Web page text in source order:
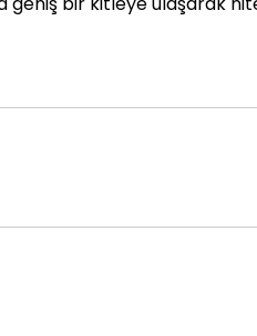
geniş bir kitleye ulaşarak